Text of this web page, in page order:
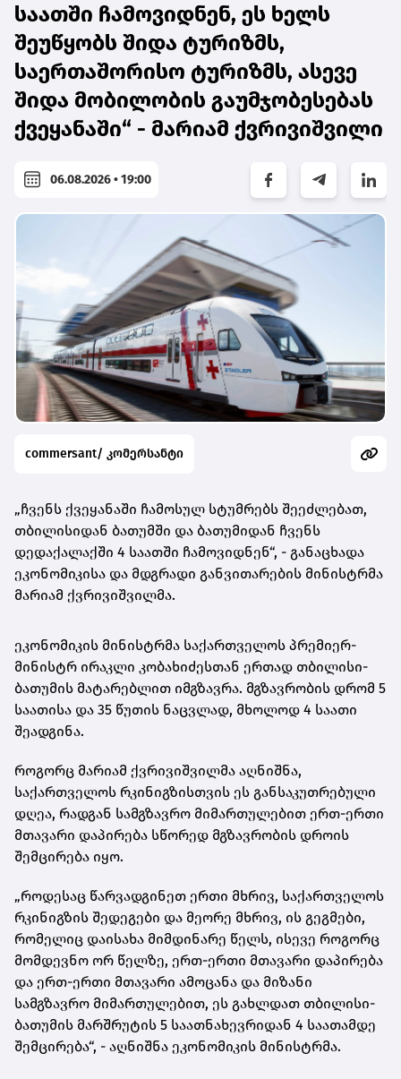
საათში ჩამოვიდნენ, ეს ხელს
შეუწყობს შიდა ტურიზმს,
საერთაშორისო ტურიზმს, ასევე
შიდა მობილობის გაუმჯობესებას
ქვეყანაში“ - მარიამ ქვრივიშვილი
06.08.2026 • 19:00
commersant/ კომერსანტი
„ჩვენს ქვეყანაში ჩამოსულ სტუმრებს შეეძლებათ,
თბილისიდან ბათუმში და ბათუმიდან ჩვენს
დედაქალაქში 4 საათში ჩამოვიდნენ“, - განაცხადა
ეკონომიკისა და მდგრადი განვითარების მინისტრმა
მარიამ ქვრივიშვილმა.
ეკონომიკის მინისტრმა საქართველოს პრემიერ-
მინისტრ ირაკლი კობახიძესთან ერთად თბილისი-
ბათუმის მატარებლით იმგზავრა. მგზავრობის დრომ 5
საათისა და 35 წუთის ნაცვლად, მხოლოდ 4 საათი
შეადგინა.
როგორც მარიამ ქვრივიშვილმა აღნიშნა,
საქართველოს რკინიგზისთვის ეს განსაკუთრებული
დღეა, რადგან სამგზავრო მიმართულებით ერთ-ერთი
მთავარი დაპირება სწორედ მგზავრობის დროის
შემცირება იყო.
„როდესაც წარვადგინეთ ერთი მხრივ, საქართველოს
რკინიგზის შედეგები და მეორე მხრივ, ის გეგმები,
რომელიც დაისახა მიმდინარე წელს, ისევე როგორც
მომდევნო ორ წელზე, ერთ-ერთი მთავარი დაპირება
და ერთ-ერთი მთავარი ამოცანა და მიზანი
სამგზავრო მიმართულებით, ეს გახლდათ თბილისი-
ბათუმის მარშრუტის 5 საათნახევრიდან 4 საათამდე
შემცირება“, - აღნიშნა ეკონომიკის მინისტრმა.